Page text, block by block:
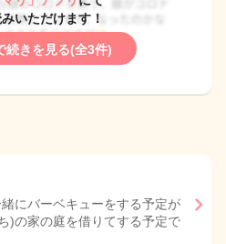
いただけます！
続きを見る(全3件)
にバーベキューをする予定が
)の家の庭を借りてする予定で